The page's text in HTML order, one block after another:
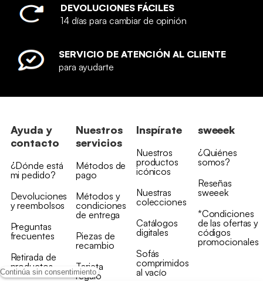
Continúa sin consentimiento
DEVOLUCIONES FÁCILES
14 días para cambiar de opinión
SERVICIO DE ATENCIÓN AL CLIENTE
para ayudarte
Ayuda y
contacto
¿Dónde está
mi pedido?
Devoluciones
y reembolsos
Preguntas
frecuentes
Retirada de
productos
Nuestros
servicios
Métodos de
pago
Métodos y
condiciones
de entrega
Piezas de
recambio
Tarjeta
regalo
Inspírate
Nuestros
productos
icónicos
Nuestras
colecciones
Catálogos
digitales
Sofás
comprimidos
al vacío
sweeek
¿Quiénes
somos?
Reseñas
sweeek
*Condiciones
de las ofertas y
códigos
promocionales